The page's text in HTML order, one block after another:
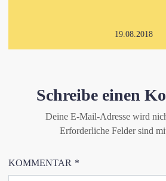
19.08.2018
Schreibe einen
Deine E-Mail-Adresse wird
Erforderliche Felder sind
KOMMENTAR *